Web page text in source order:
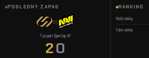
POSLEDNÝ ZÁPAS
VS
Tipsport Open Cup #1
2:0
RANKING
World ranking
Valve ranking